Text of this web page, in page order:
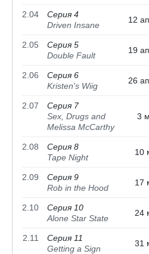
2.04
Серия 4
Driven Insane
12
2.05
Серия 5
Double Fault
19
2.06
Серия 6
Kristen's Wiig
26
2.07
Серия 7
Sex, Drugs and
Melissa McCarthy
3
2.08
Серия 8
Tape Night
10
2.09
Серия 9
Rob in the Hood
17
2.10
Серия 10
Alone Star State
24
2.11
Серия 11
Getting a Sign
31